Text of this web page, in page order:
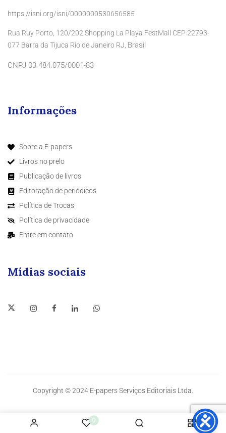
0
https://isni.org/isni/0000000530656585
Rua Ruy Porto, 120/202 Shopping La Playa FestMall CEP 22793-
077 Barra da Tijuca Rio de Janeiro RJ, Brasil
CNPJ 03.484.075/0001-83
Informações
Sobre a E-papers
Livros no prelo
Publicação de livros
Editoração de periódicos
Política de Trocas
Política de privacidade
Entre em contato
Mídias sociais
Copyright © 2024 E-papers Serviços Editoriais Ltda.